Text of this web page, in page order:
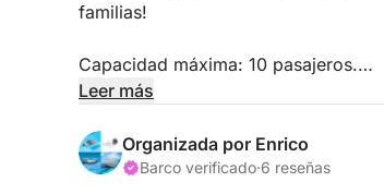
familias!
Capacidad máxima: 10 pasajeros.
Primera parada para nadar en la
fotos de recuerdo. Después, parada
Leer más
Organizada por Enrico
Barco verificado·6 reseñas